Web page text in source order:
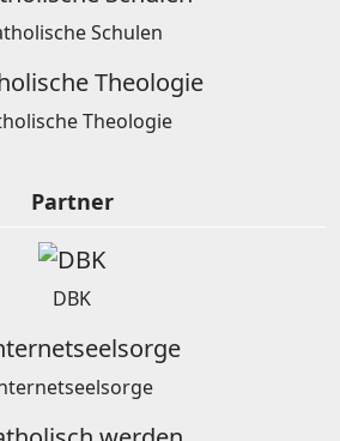
Schulen
Theologie
Partner
DBK